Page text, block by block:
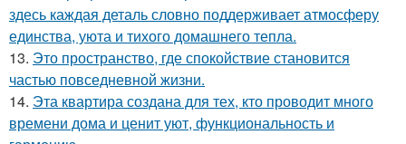
здесь каждая деталь словно поддерживает атмосферу
единства, уюта и тихого домашнего тепла.
13. Это пространство, где спокойствие становится
частью повседневной жизни.
14. Эта квартира создана для тех, кто проводит много
времени дома и ценит уют, функциональность и